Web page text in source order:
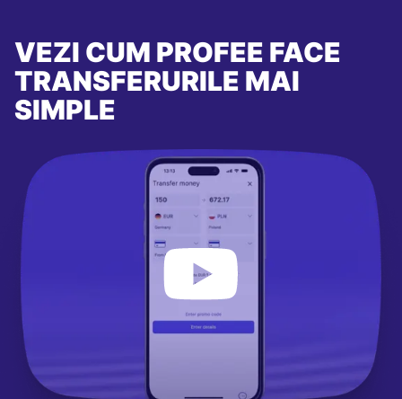
VEZI CUM PROFEE FACE
TRANSFERURILE MAI
SIMPLE